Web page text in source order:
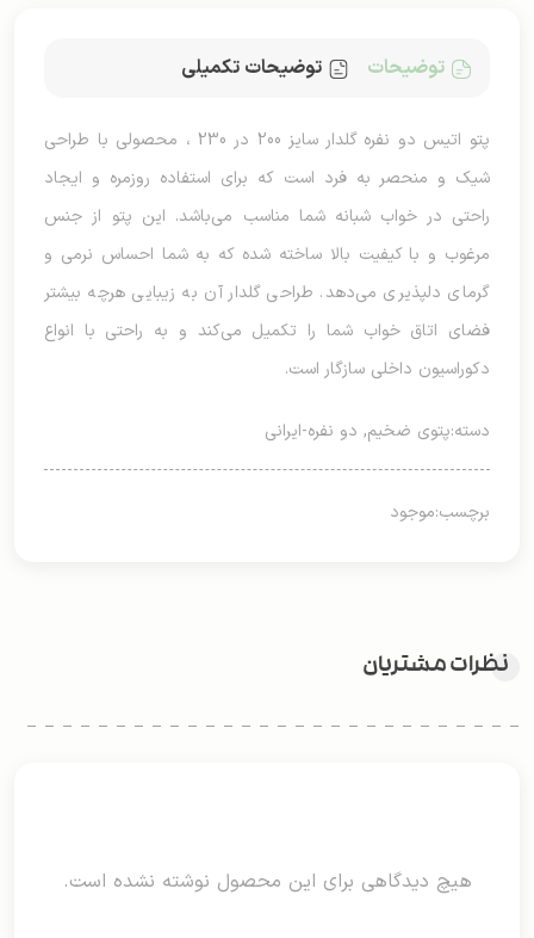
توضیحات توضیحات تکمیلی
پتو اتیس دو نفره گلدار سایز 200 در 230 ، محصولی با طراحی
شیک و منحصر به فرد است که برای استفاده روزمره و ایجاد
راحتی در خواب شبانه شما مناسب می‌باشد. این پتو از جنس
مرغوب و با کیفیت بالا ساخته شده که به شما احساس نرمی و
گرمای دلپذیری می‌دهد. طراحی گلدار آن به زیبایی هرچه بیشتر
فضای اتاق خواب شما را تکمیل می‌کند و به راحتی با انواع
دکوراسیون داخلی سازگار است.
دسته:پتوی ضخیم, دو نفره-ایرانی
برچسب:موجود
نظرات مشتریان
هیچ دیدگاهی برای این محصول نوشته نشده است.